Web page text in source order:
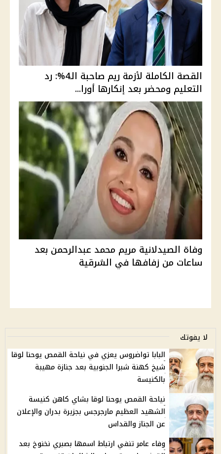
القصة الكاملة لأزمة ريم صاحبة الـ4%: رد
التعليم ومحضر بعد إنكارها أورا...
وفاة الصيدلانية مريم محمد عبدالرحمن بعد
ساعات من زفافها في الشرقية
لا يفوتك
البابا تواضروس يعزي في نياحة القمص يوحنا لوقا
شيخ كهنة شبرا الجنوبية بعد جنازة مهيبة
بالكنيسة
نياحة القمص يوحنا لوقا بشاي كاهن كنيسة
الشهيد العظيم مارجرجس بجزيرة بدران والإعلان
عن الجناز والقداس
وفاء عامر تنفي ارتباط اسمها بصبري نخنوخ بعد